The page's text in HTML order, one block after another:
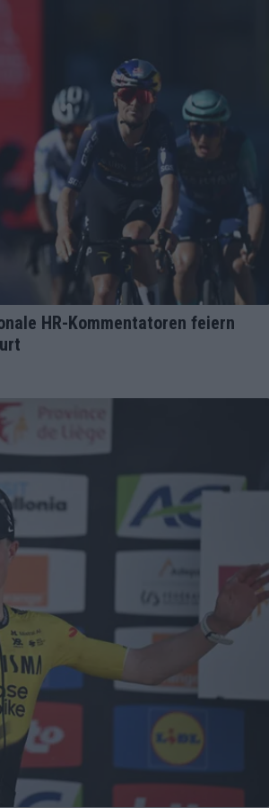
HR-Kommentatoren feiern